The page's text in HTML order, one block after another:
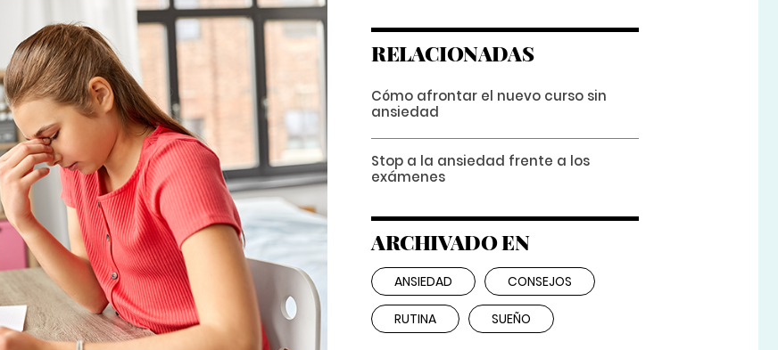
RELACIONADAS
Cómo afrontar el nuevo curso sin
ansiedad
Stop a la ansiedad frente a los
exámenes
ARCHIVADO EN
ANSIEDAD CONSEJOS
RUTINA SUEÑO